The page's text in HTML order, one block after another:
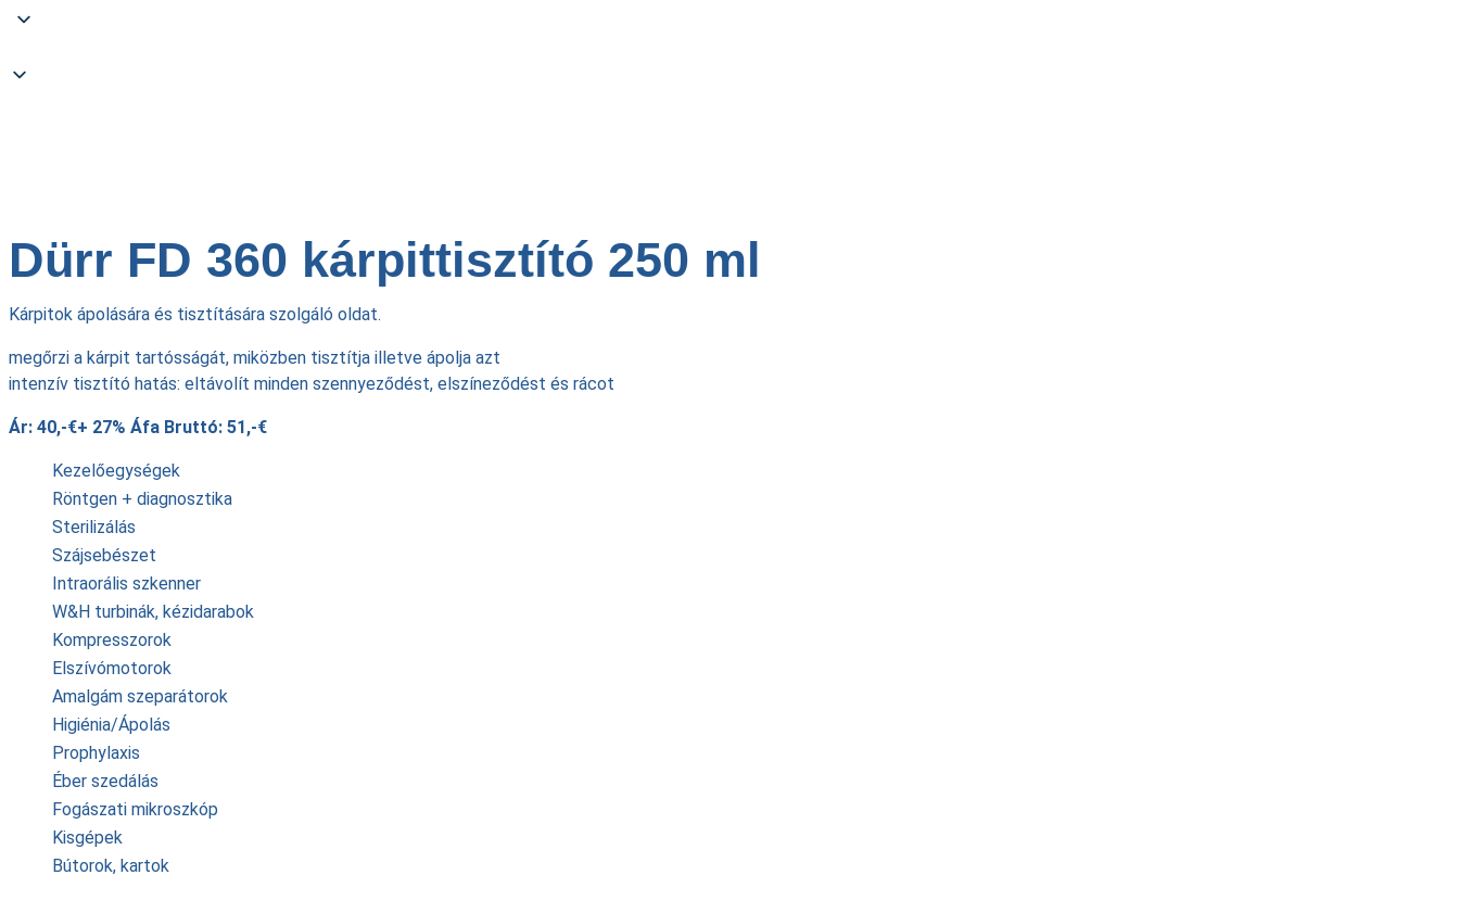
Dürr FD 360 kárpittisztító 250 ml
Kárpitok ápolására és tisztítására szolgáló oldat.
megőrzi a kárpit tartósságát, miközben tisztítja illetve ápolja azt
intenzív tisztító hatás: eltávolít minden szennyeződést, elszíneződést és rácot
Ár: 40,-€+ 27% Áfa Bruttó: 51,-€
Kezelőegységek
Röntgen + diagnosztika
Sterilizálás
Szájsebészet
Intraorális szkenner
W&H turbinák, kézidarabok
Kompresszorok
Elszívómotorok
Amalgám szeparátorok
Higiénia/Ápolás
Prophylaxis
Éber szedálás
Fogászati mikroszkóp
Kisgépek
Bútorok, kartok